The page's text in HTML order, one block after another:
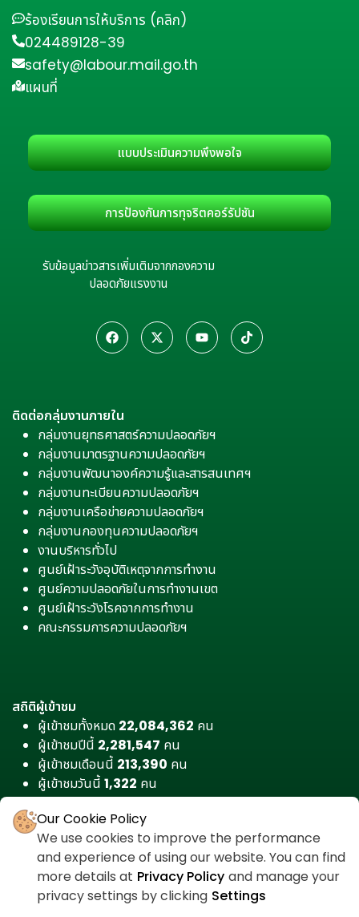
ร้องเรียนการให้บริการ (คลิก)
024489128-39
safety@labour.mail.go.th
แผนที่
แบบประเมินความพึงพอใจ
การป้องกันการทุจริตคอร์รัปชัน
รับข้อมูลข่าวสารเพิ่มเติมจากกองความ
ปลอดภัยแรงงาน
ติดต่อกลุ่มงานภายใน
กลุ่มงานยุทธศาสตร์ความปลอดภัยฯ
กลุ่มงานมาตรฐานความปลอดภัยฯ
กลุ่มงานพัฒนาองค์ความรู้และสารสนเทศฯ
กลุ่มงานทะเบียนความปลอดภัยฯ
กลุ่มงานเครือข่ายความปลอดภัยฯ
กลุ่มงานกองทุนความปลอดภัยฯ
งานบริหารทั่วไป
ศูนย์เฝ้าระวังอุบัติเหตุจากการทำงาน
ศูนย์ความปลอดภัยในการทำงานเขต
ศูนย์เฝ้าระวังโรคจากการทำงาน
คณะกรรมการความปลอดภัยฯ
สถิติผู้เข้าชม
ผู้เข้าชมทั้งหมด 22,084,362 คน
ผู้เข้าชมปีนี้ 2,281,547 คน
ผู้เข้าชมเดือนนี้ 213,390 คน
ผู้เข้าชมวันนี้ 1,322 คน
Our Cookie Policy
We use cookies to improve the performance
and experience of using our website. You can find
more details at Privacy Policy and manage your
privacy settings by clicking Settings